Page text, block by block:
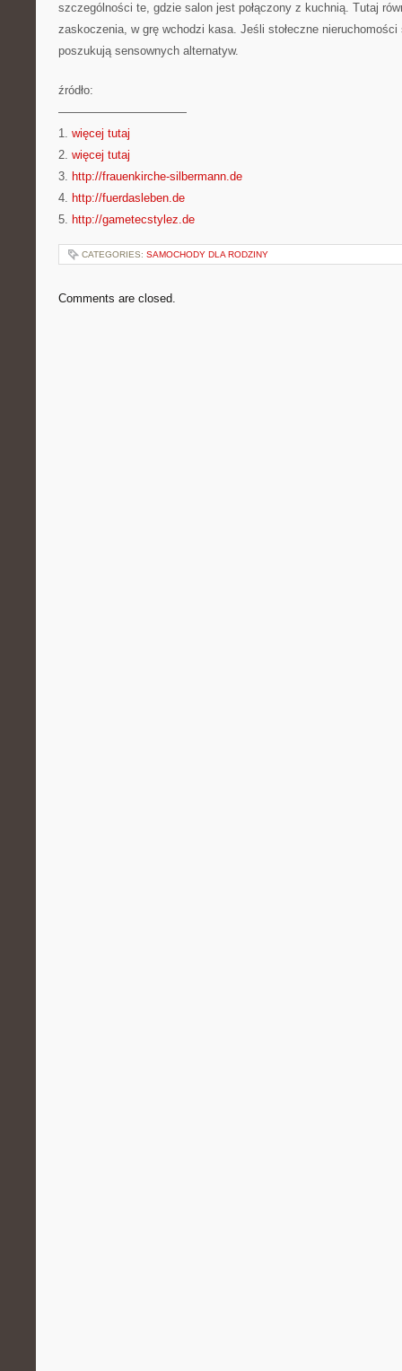
szczególności te, gdzie salon jest połączony z kuchnią. Tutaj
zaskoczenia, w grę wchodzi kasa. Jeśli stołeczne
poszukują sensownych alternatyw.
źródło:
———————————
1. więcej tutaj
2. więcej tutaj
3. http://frauenkirche-silbermann.de
4. http://fuerdasleben.de
5. http://gametecstylez.de
CATEGORIES: SAMOCHODY DLA RODZINY
Comments are closed.